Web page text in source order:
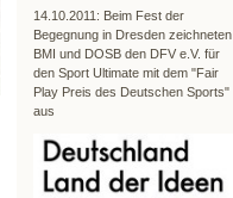
14.10.2011: Beim Fest der
Begegnung in Dresden zeichneten
BMI und DOSB den DFV e.V. für
den Sport Ultimate mit dem "Fair
Play Preis des Deutschen Sports"
aus